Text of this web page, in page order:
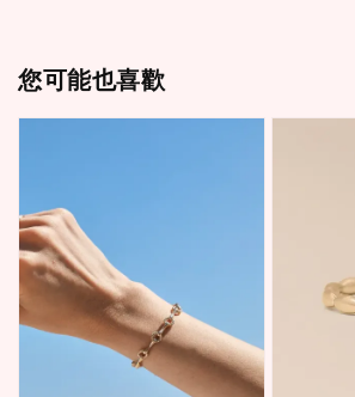
您可能也喜歡